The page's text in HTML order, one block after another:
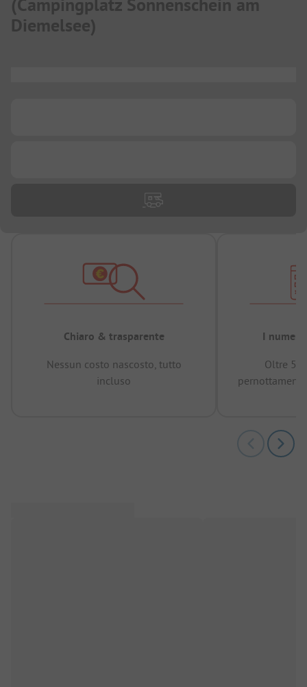
(Campingplatz Sonnenschein am
Diemelsee)
Chiaro & trasparente
Nessun costo nascosto, tutto
incluso
I numeri
Oltre